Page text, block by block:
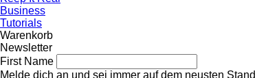
Business
Tutorials
Warenkorb
Newsletter
First Name
Melde dich an und sei immer auf dem neusten Stand